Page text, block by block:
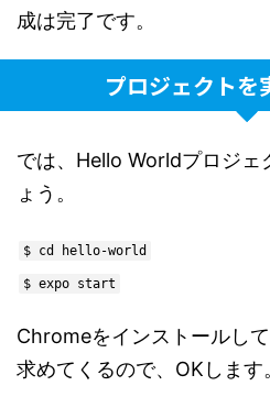
成は完了です。
プロジェクトを
では、Hello Worldプロジェ
ょう。
$ cd hello-world
$ expo start
Chromeをインストールし
求めてくるので、OKします